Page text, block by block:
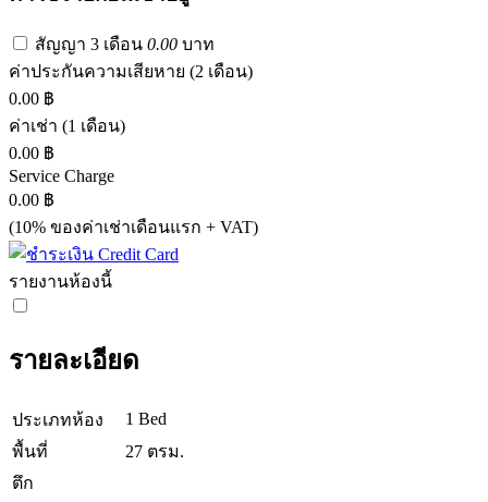
สัญญา 3 เดือน 0.00 บาท
ค่าประกันความเสียหาย (2 เดือน)
0.00 ฿
ค่าเช่า (1 เดือน)
0.00 ฿
Service Charge
0.00 ฿
(10% ของค่าเช่าเดือนแรก + VAT)
รายงานห้องนี้
รายละเอียด
ประเภทห้อง
1 Bed
พื้นที่
27 ตรม.
ตึก